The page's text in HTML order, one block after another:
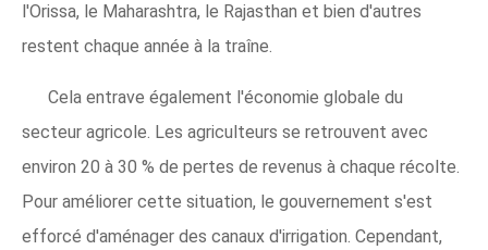
l'Orissa, le Maharashtra, le Rajasthan et bien d'autres
restent chaque année à la traîne.
Cela entrave également l'économie globale du
secteur agricole. Les agriculteurs se retrouvent avec
environ 20 à 30 % de pertes de revenus à chaque récolte.
Pour améliorer cette situation, le gouvernement s'est
efforcé d'aménager des canaux d'irrigation. Cependant,